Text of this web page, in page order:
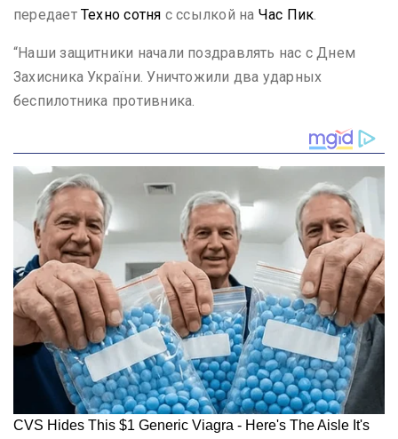
передаетТехно сотня с ссылкой на Час Пик.
“Наши защитники начали поздравлять нас с Днем
Захисника України. Уничтожили два ударных
беспилотника противника.